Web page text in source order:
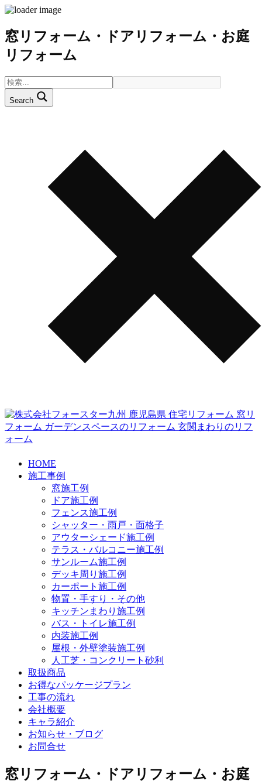
窓リフォーム・ドアリフォーム・お庭
リフォーム
Search
HOME
施工事例
窓施工例
ドア施工例
フェンス施工例
シャッター・雨戸・面格子
アウターシェード施工例
テラス・バルコニー施工例
サンルーム施工例
デッキ周り施工例
カーポート施工例
物置・手すり・その他
キッチンまわり施工例
バス・トイレ施工例
内装施工例
屋根・外壁塗装施工例
人工芝・コンクリート砂利
取扱商品
お得なパッケージプラン
工事の流れ
会社概要
キャラ紹介
お知らせ・ブログ
お問合せ
窓リフォーム・ドアリフォーム・お庭